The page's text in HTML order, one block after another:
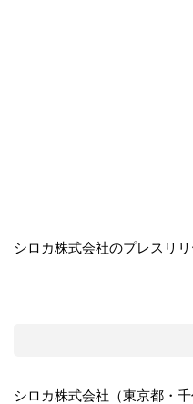
シロカ株式会社のプレスリリ
シロカ株式会社（東京都・